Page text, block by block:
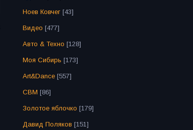
Ноев Ковчег [43]
Видео [477]
Авто & Техно [128]
Моя Сибирь [173]
Art&Dance [557]
СВМ [86]
Золотое яблочко [179]
Давид Поляков [151]